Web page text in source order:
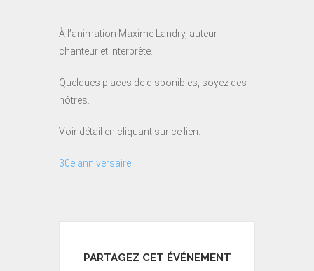
À l’animation Maxime Landry, auteur-
chanteur et interprète.
Quelques places de disponibles, soyez des
nôtres.
Voir détail en cliquant sur ce lien.
30e anniversaire
PARTAGEZ CET ÉVÉNEMENT